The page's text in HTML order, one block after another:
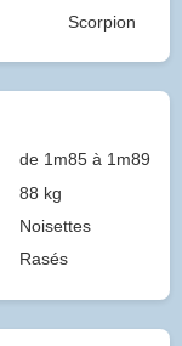
Scorpion
de 1m85 à 1m89
88 kg
Noisettes
Rasés